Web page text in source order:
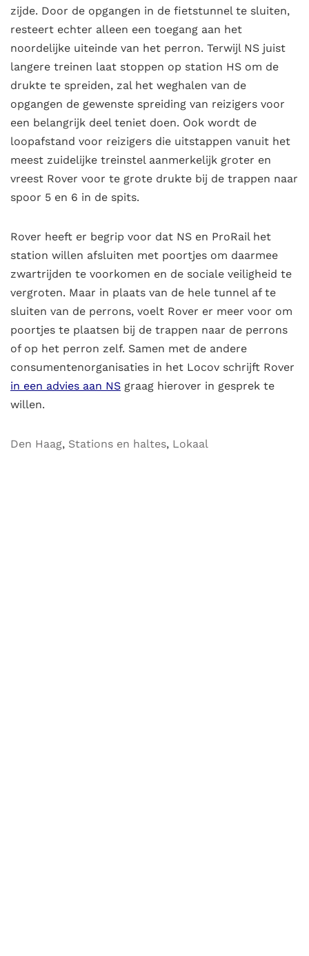
zijde. Door de opgangen in de fietstunnel te sluiten,
resteert echter alleen een toegang aan het
noordelijke uiteinde van het perron. Terwijl NS juist
langere treinen laat stoppen op station HS om de
drukte te spreiden, zal het weghalen van de
opgangen de gewenste spreiding van reizigers voor
een belangrijk deel teniet doen. Ook wordt de
loopafstand voor reizigers die uitstappen vanuit het
meest zuidelijke treinstel aanmerkelijk groter en
vreest Rover voor te grote drukte bij de trappen naar
spoor 5 en 6 in de spits.
Rover heeft er begrip voor dat NS en ProRail het
station willen afsluiten met poortjes om daarmee
zwartrijden te voorkomen en de sociale veiligheid te
vergroten. Maar in plaats van de hele tunnel af te
sluiten van de perrons, voelt Rover er meer voor om
poortjes te plaatsen bij de trappen naar de perrons
of op het perron zelf. Samen met de andere
consumentenorganisaties in het Locov schrijft Rover
in een advies aan NS graag hierover in gesprek te
willen.
Den Haag, Stations en haltes, Lokaal